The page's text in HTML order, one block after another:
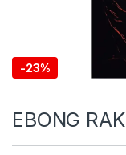
-23%
EBONG